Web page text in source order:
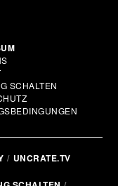
SCHALTEN
UNCRATE.TV